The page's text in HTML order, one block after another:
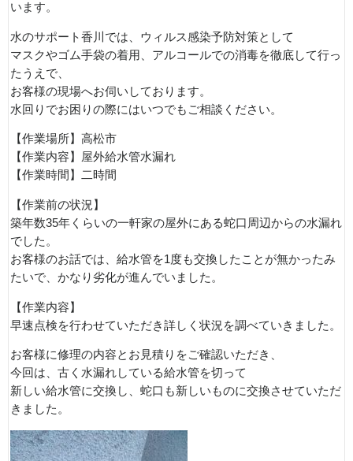
います。
水のサポート香川では、ウィルス感染予防対策として
マスクやゴム手袋の着用、アルコールでの消毒を徹底して行っ
たうえで、
お客様の現場へお伺いしております。
水回りでお困りの際にはいつでもご相談ください。
【作業場所】高松市
【作業内容】屋外給水管水漏れ
【作業時間】二時間
【作業前の状況】
築年数35年くらいの一軒家の屋外にある蛇口周辺からの水漏れ
でした。
お客様のお話では、給水管を1度も交換したことが無かったみ
たいで、かなり劣化が進んでいました。
【作業内容】
早速点検を行わせていただき詳しく状況を調べていきました。
お客様に修理の内容とお見積りをご確認いただき、
今回は、古く水漏れしている給水管を切って
新しい給水管に交換し、蛇口も新しいものに交換させていただ
きました。